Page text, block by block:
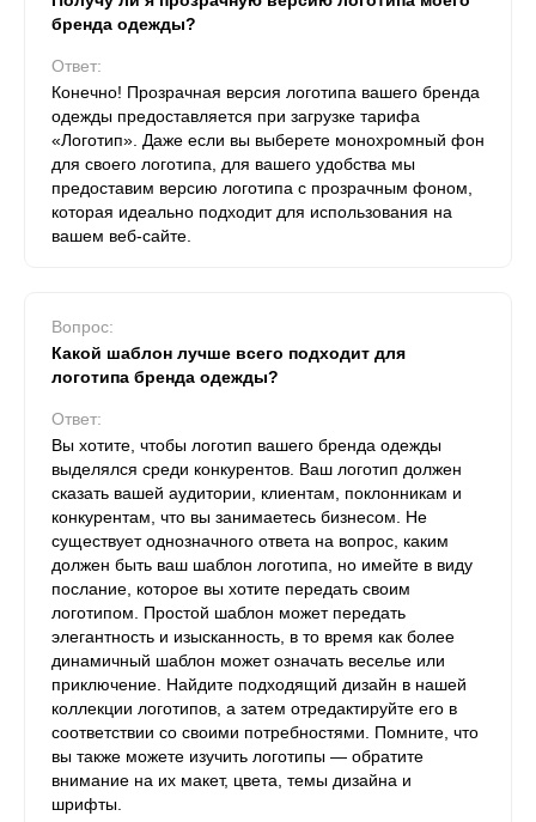
бренда одежды?
Ответ:
Конечно! Прозрачная версия логотипа вашего бренда
одежды предоставляется при загрузке тарифа
«Логотип». Даже если вы выберете монохромный фон
для своего логотипа, для вашего удобства мы
предоставим версию логотипа с прозрачным фоном,
которая идеально подходит для использования на
вашем веб-сайте.
Вопрос:
Какой шаблон лучше всего подходит для
логотипа бренда одежды?
Ответ:
Вы хотите, чтобы логотип вашего бренда одежды
выделялся среди конкурентов. Ваш логотип должен
сказать вашей аудитории, клиентам, поклонникам и
конкурентам, что вы занимаетесь бизнесом. Не
существует однозначного ответа на вопрос, каким
должен быть ваш шаблон логотипа, но имейте в виду
послание, которое вы хотите передать своим
логотипом. Простой шаблон может передать
элегантность и изысканность, в то время как более
динамичный шаблон может означать веселье или
приключение. Найдите подходящий дизайн в нашей
коллекции логотипов, а затем отредактируйте его в
соответствии со своими потребностями. Помните, что
вы также можете изучить логотипы — обратите
внимание на их макет, цвета, темы дизайна и
шрифты.